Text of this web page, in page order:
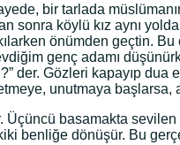
bir tarlada
sonra köylü kız aynı
önümden geçtin. Bu
genç adamı
der. Gözleri kapayıp dua
unutmaya
Üçüncü basamakta
benliğe dönüşür. Bu